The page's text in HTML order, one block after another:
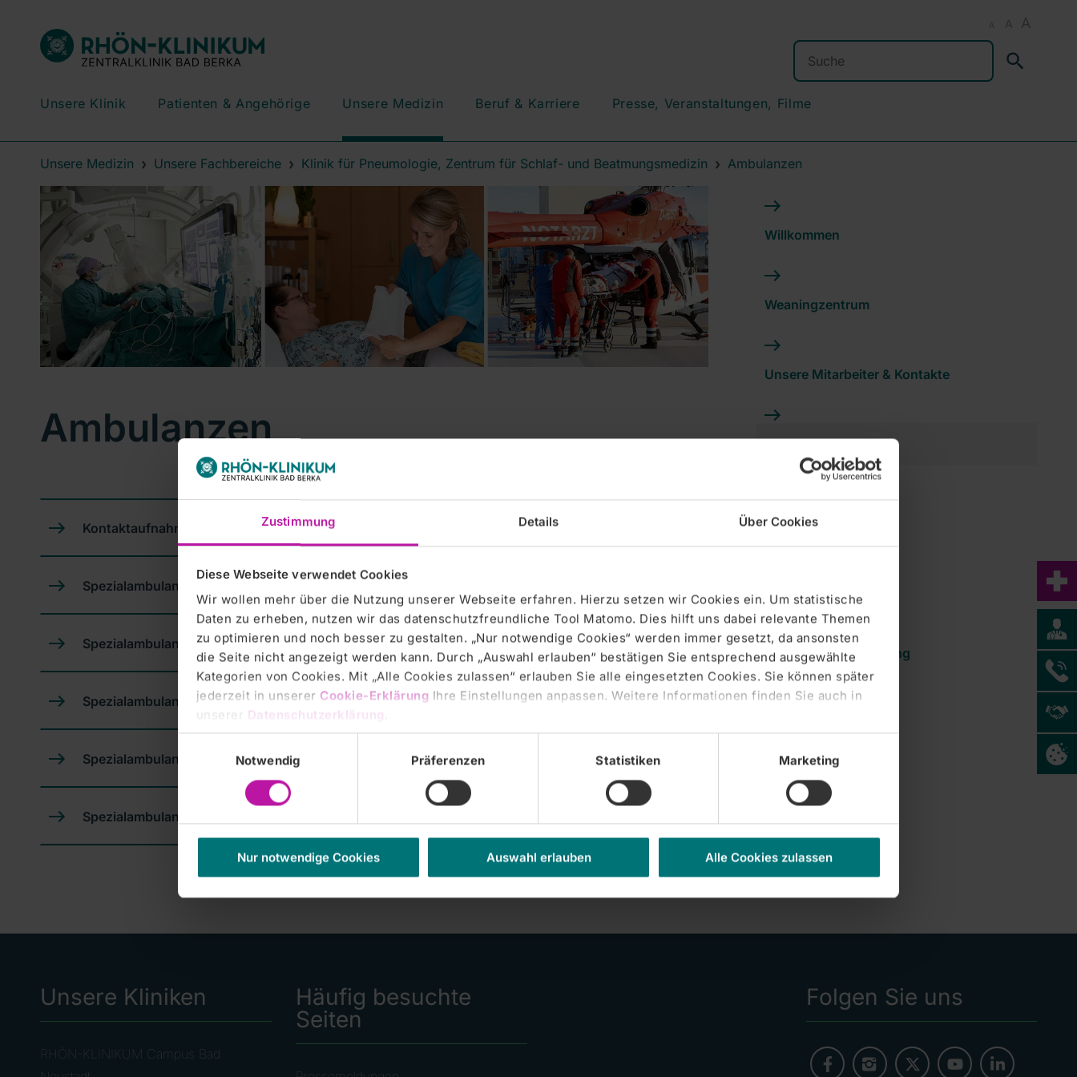
Zustimmung Details Über Cookies
Diese Webseite verwendet Cookies
Wir wollen mehr über die Nutzung unserer Webseite erfahren. Hierzu setzen wir Cookies ein. Um statistische
Daten zu erheben, nutzen wir das datenschutzfreundliche Tool Matomo. Dies hilft uns dabei relevante Themen
zu optimieren und noch besser zu gestalten. „Nur notwendige Cookies“ werden immer gesetzt, da ansonsten
die Seite nicht angezeigt werden kann. Durch „Auswahl erlauben“ bestätigen Sie entsprechend ausgewählte
Kategorien von Cookies. Mit „Alle Cookies zulassen“ erlauben Sie alle eingesetzten Cookies. Sie können später
jederzeit in unserer Cookie-Erklärung Ihre Einstellungen anpassen. Weitere Informationen finden Sie auch in
unserer Datenschutzerklärung
Notwendig
Präferenzen Statistiken Marketing
Nur notwendige Cookies Auswahl erlauben Alle Cookies zulassen
A A A
Suchen
Unsere Klinik Patienten & Angehörige Unsere Medizin Beruf & Karriere Presse, Veranstaltungen, Filme
Unsere Medizin Unsere Fachbereiche Klinik für Pneumologie, Zentrum für Schlaf- und Beatmungsmedizin Ambulanzen
Ambulanzen
Kontaktaufnahme & Terminvereinbarungen
Spezialambulanz für Interstitielle Lungenerkrankungen
Spezialambulanz für schweres Asthma bronchiale
Spezialambulanz für Mycobakterieninfektionen
Spezialambulanz für Pulmonale Hypertonie
Spezialambulanz für Lungenemphysem
Willkommen
Weaningzentrum
Unsere Mitarbeiter & Kontakte
Ambulanzen
Leistungsspektrum
Fort- und Weiterbildung
Forschung
Unsere Kliniken
RHÖN-KLINIKUM Campus Bad
Häufig besuchte
Seiten
Folgen Sie uns
Zentralklinik Bad Berka GmbH